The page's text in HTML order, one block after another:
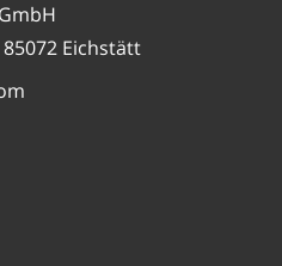
Eichstätt